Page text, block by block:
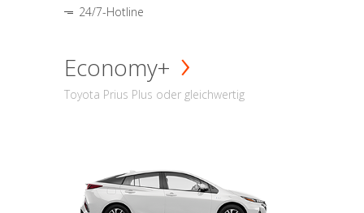
24/7-Hotline
Economy+
Toyota Prius Plus oder gleichwertig